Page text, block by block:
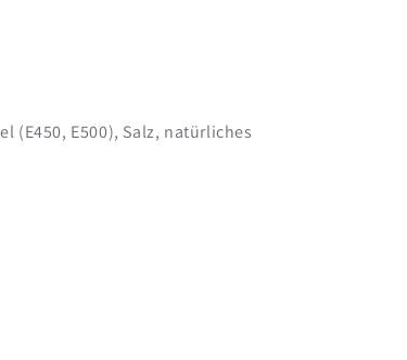
(E450, E500), Salz, natürliches